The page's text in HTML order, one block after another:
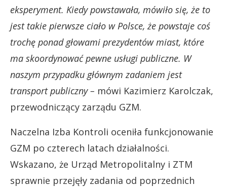
eksperyment. Kiedy powstawała, mówiło się, że to
jest takie pierwsze ciało w Polsce, że powstaje coś
trochę ponad głowami prezydentów miast, które
ma skoordynować pewne usługi publiczne. W
naszym przypadku głównym zadaniem jest
transport publiczny – mówi Kazimierz Karolczak,
przewodniczący zarządu GZM.
Naczelna Izba Kontroli oceniła funkcjonowanie
GZM po czterech latach działalności.
Wskazano, że Urząd Metropolitalny i ZTM
sprawnie przejęły zadania od poprzednich